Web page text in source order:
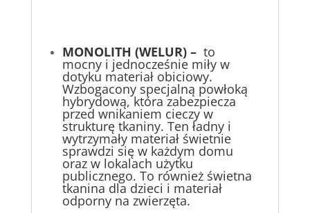
MONOLITH (WELUR) – to
mocny i jednocześnie miły w
dotyku materiał obiciowy.
Wzbogacony specjalną powłoką
hybrydową, która zabezpiecza
przed wnikaniem cieczy w
strukturę tkaniny. Ten ładny i
wytrzymały materiał świetnie
sprawdzi się w każdym domu
oraz w lokalach użytku
publicznego. To również świetna
tkanina dla dzieci i materiał
odporny na zwierzęta.